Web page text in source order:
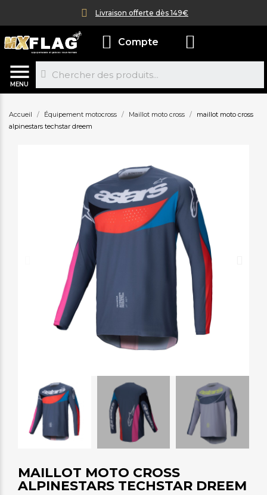
Livraison offerte dès 149€
MENU
Compte
Accueil Équipement motocross Maillot moto cross
maillot moto cross
alpinestars techstar dreem
MAILLOT MOTO CROSS
ALPINESTARS TECHSTAR DREEM